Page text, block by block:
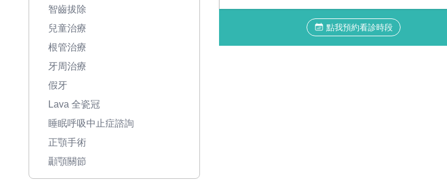
智齒拔除
兒童治療
根管治療
牙周治療
假牙
Lava 全瓷冠
睡眠呼吸中止症諮詢
正顎手術
顳顎關節
點我預約看診時段